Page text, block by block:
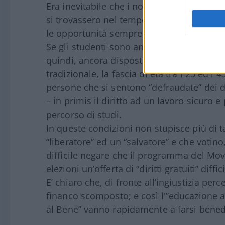
Era inevitabile che i nodi venissero al
si trovassero nel tempo di fronte allo
le opportunità sempre più ridotte offerte
Se gli studenti sono ancora schermati
quindi, ancora disposti, in qualche
tradizionale, la fascia di età tra i 25 ed i
persone che si sentono “defraudate”
– in primis il diritto ad un lavoro sicuro
percorso di studi.
In queste condizioni non stupisce più di
“liberatore” ed un “salvatore” e che
difficile negare che il programma del
elezioni un’offerta di “diritti gratuiti”
E’ chiaro che, di fronte all’ingiustizia
financo scomposto; e così l'”educazione
al Bene” vanno rapidamente a farsi